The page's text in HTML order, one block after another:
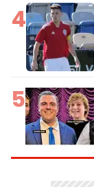
4
5